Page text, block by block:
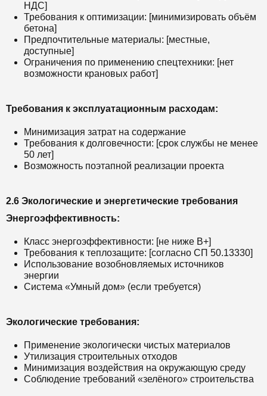
НДС]
Требования к оптимизации: [минимизировать объём
бетона]
Предпочтительные материалы: [местные,
доступные]
Ограничения по применению спецтехники: [нет
возможности крановых работ]
Требования к эксплуатационным расходам:
Минимизация затрат на содержание
Требования к долговечности: [срок службы не менее
50 лет]
Возможность поэтапной реализации проекта
2.6 Экологические и энергетические требования
Энергоэффективность:
Класс энергоэффективности: [не ниже B+]
Требования к теплозащите: [согласно СП 50.13330]
Использование возобновляемых источников
энергии
Система «Умный дом» (если требуется)
Экологические требования:
Применение экологически чистых материалов
Утилизация строительных отходов
Минимизация воздействия на окружающую среду
Соблюдение требований «зелёного» строительства